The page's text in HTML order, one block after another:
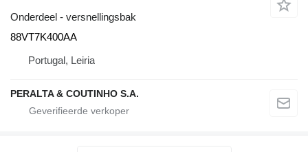
Onderdeel - versnellingsbak
88VT7K400AA
Portugal, Leiria
PERALTA & COUTINHO S.A.